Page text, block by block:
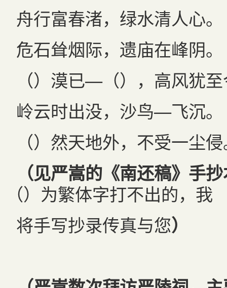
舟行富春渚，绿水清人心。
危石耸烟际，遗庙在峰阴。
（）漠已—（），高风犹
岭云时出没，沙鸟—飞沉。
（）然天地外，不受一尘
（见严嵩的《南还稿》手
（）为繁体字打不出的，我
将手写抄录传真与您）